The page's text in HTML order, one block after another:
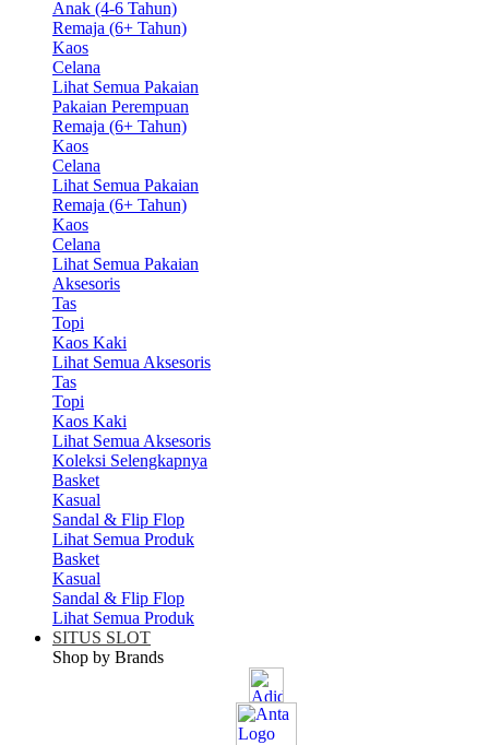
Anak (4-6 Tahun)
Remaja (6+ Tahun)
Kaos
Celana
Lihat Semua Pakaian
Pakaian Perempuan
Remaja (6+ Tahun)
Kaos
Celana
Lihat Semua Pakaian
Remaja (6+ Tahun)
Kaos
Celana
Lihat Semua Pakaian
Aksesoris
Tas
Topi
Kaos Kaki
Lihat Semua Aksesoris
Tas
Topi
Kaos Kaki
Lihat Semua Aksesoris
Koleksi Selengkapnya
Basket
Kasual
Sandal & Flip Flop
Lihat Semua Produk
Basket
Kasual
Sandal & Flip Flop
Lihat Semua Produk
SITUS SLOT
Shop by Brands